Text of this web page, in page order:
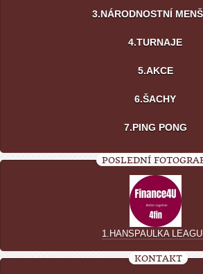
3.NÁRODNOSTNÍ
4.TURNAJE
5.AKCE
6.ŠACHY
7.PING PONG
POSLEDNÍ
1.HANSPAULKA
KONTAKT